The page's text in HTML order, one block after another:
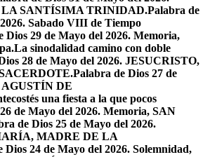
SANTÍSIMA TRINIDAD.Palabra de
Sabado VIII de Tiempo
Dios 29 de Mayo del 2026. Memoria,
La sinodalidad camino con doble
28 de Mayo del 2026. JESUCRISTO,
Palabra de Dios 27 de
AGUSTÍN DE
una fiesta a la que pocos
de Mayo del 2026. Memoria, SAN
de Dios 25 de Mayo del 2026.
MADRE DE LA
Dios 24 de Mayo del 2026. Solemnidad,